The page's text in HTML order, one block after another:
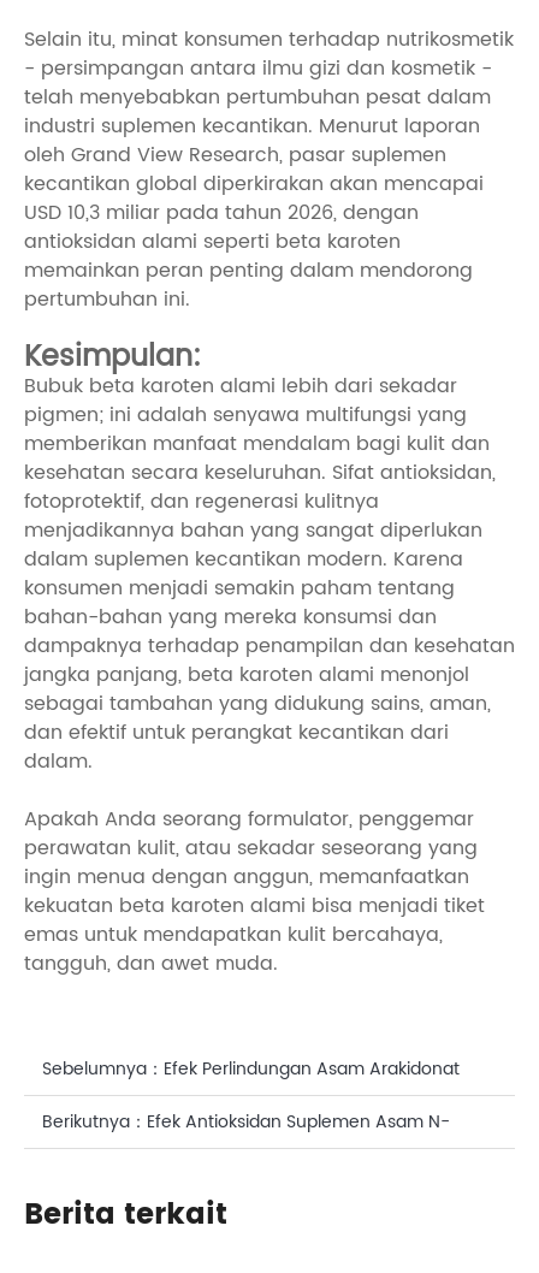
Selain itu, minat konsumen terhadap nutrikosmetik
- persimpangan antara ilmu gizi dan kosmetik -
telah menyebabkan pertumbuhan pesat dalam
industri suplemen kecantikan. Menurut laporan
oleh Grand View Research, pasar suplemen
kecantikan global diperkirakan akan mencapai
USD 10,3 miliar pada tahun 2026, dengan
antioksidan alami seperti beta karoten
memainkan peran penting dalam mendorong
pertumbuhan ini.
Kesimpulan:
Bubuk beta karoten alami lebih dari sekadar
pigmen; ini adalah senyawa multifungsi yang
memberikan manfaat mendalam bagi kulit dan
kesehatan secara keseluruhan. Sifat antioksidan,
fotoprotektif, dan regenerasi kulitnya
menjadikannya bahan yang sangat diperlukan
dalam suplemen kecantikan modern. Karena
konsumen menjadi semakin paham tentang
bahan-bahan yang mereka konsumsi dan
dampaknya terhadap penampilan dan kesehatan
jangka panjang, beta karoten alami menonjol
sebagai tambahan yang didukung sains, aman,
dan efektif untuk perangkat kecantikan dari
dalam.
Apakah Anda seorang formulator, penggemar
perawatan kulit, atau sekadar seseorang yang
ingin menua dengan anggun, memanfaatkan
kekuatan beta karoten alami bisa menjadi tiket
emas untuk mendapatkan kulit bercahaya,
tangguh, dan awet muda.
Sebelumnya： Efek Perlindungan Asam Arakidonat
Antioksidan untuk Kulit
Berikutnya： Efek Antioksidan Suplemen Asam N-
Berita terkait